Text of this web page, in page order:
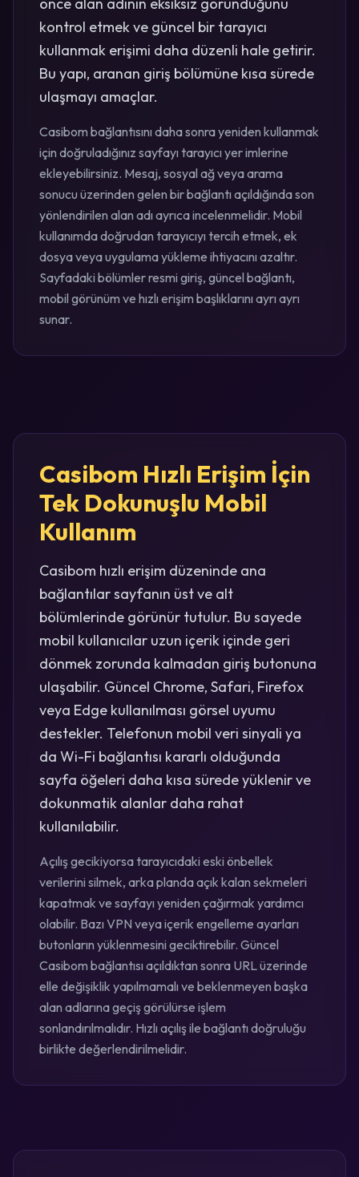
kontrol etmek ve güncel bir tarayıcı
kullanmak erişimi daha düzenli hale getirir.
Bu yapı, aranan giriş bölümüne kısa sürede
ulaşmayı amaçlar.
Casibom bağlantısını daha sonra yeniden kullanmak
için doğruladığınız sayfayı tarayıcı yer imlerine
ekleyebilirsiniz. Mesaj, sosyal ağ veya arama
sonucu üzerinden gelen bir bağlantı açıldığında son
yönlendirilen alan adı ayrıca incelenmelidir. Mobil
kullanımda doğrudan tarayıcıyı tercih etmek, ek
dosya veya uygulama yükleme ihtiyacını azaltır.
Sayfadaki bölümler resmi giriş, güncel bağlantı,
mobil görünüm ve hızlı erişim başlıklarını ayrı ayrı
sunar.
Casibom Hızlı Erişim İçin
Tek Dokunuşlu Mobil
Kullanım
Casibom hızlı erişim düzeninde ana
bağlantılar sayfanın üst ve alt
bölümlerinde görünür tutulur. Bu sayede
mobil kullanıcılar uzun içerik içinde geri
dönmek zorunda kalmadan giriş butonuna
ulaşabilir. Güncel Chrome, Safari, Firefox
veya Edge kullanılması görsel uyumu
destekler. Telefonun mobil veri sinyali ya
da Wi-Fi bağlantısı kararlı olduğunda
sayfa öğeleri daha kısa sürede yüklenir ve
dokunmatik alanlar daha rahat
kullanılabilir.
Açılış gecikiyorsa tarayıcıdaki eski önbellek
verilerini silmek, arka planda açık kalan sekmeleri
kapatmak ve sayfayı yeniden çağırmak yardımcı
olabilir. Bazı VPN veya içerik engelleme ayarları
butonların yüklenmesini geciktirebilir. Güncel
Casibom bağlantısı açıldıktan sonra URL üzerinde
elle değişiklik yapılmamalı ve beklenmeyen başka
alan adlarına geçiş görülürse işlem
sonlandırılmalıdır. Hızlı açılış ile bağlantı doğruluğu
birlikte değerlendirilmelidir.